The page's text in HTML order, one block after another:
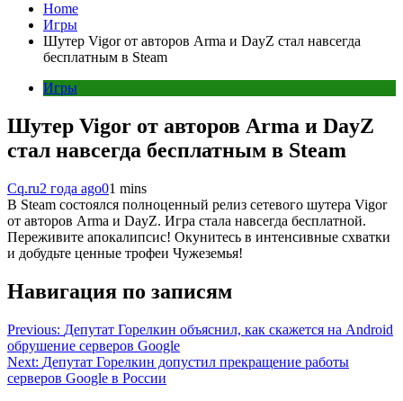
Home
Игры
Шутер Vigor от авторов Arma и DayZ стал навсегда
бесплатным в Steam
Игры
Шутер Vigor от авторов Arma и DayZ
стал навсегда бесплатным в Steam
Cq.ru2 года ago01 mins
В Steam состоялся полноценный релиз сетевого шутера Vigor
от авторов Arma и DayZ. Игра стала навсегда бесплатной.
Переживите апокалипсис! Окунитесь в интенсивные схватки
и добудьте ценные трофеи Чужеземья!
Навигация по записям
Previous: Депутат Горелкин объяснил, как скажется на Android
обрушение серверов Google
Next: Депутат Горелкин допустил прекращение работы
серверов Google в России